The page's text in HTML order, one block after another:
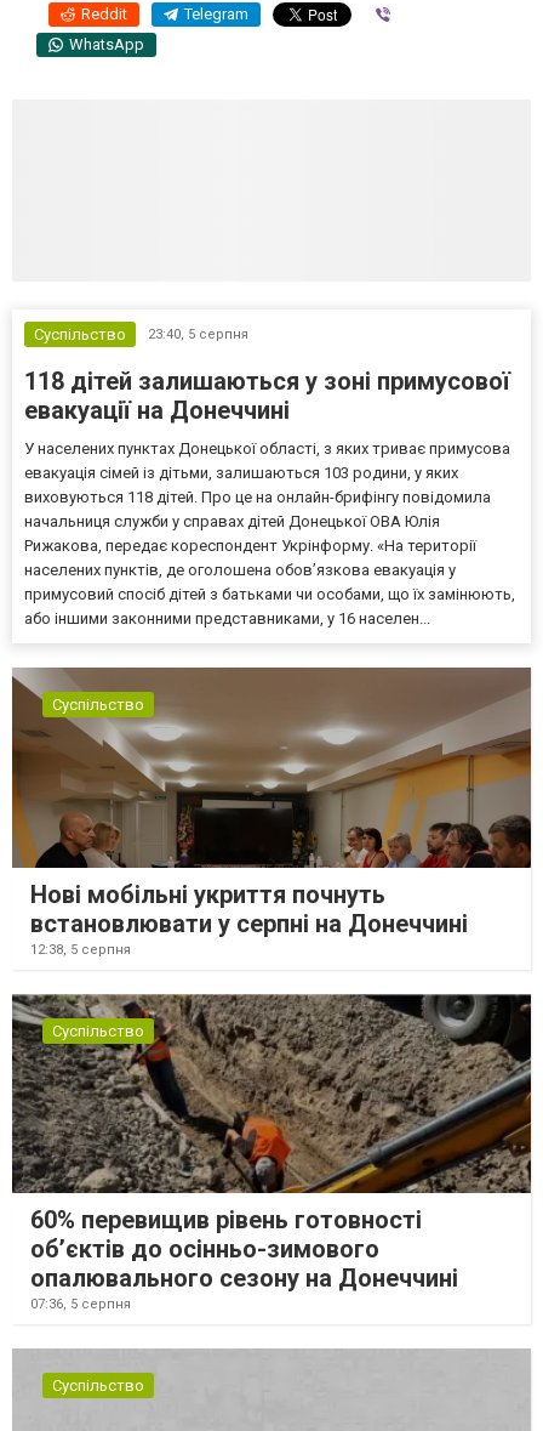
Reddit Telegram
WhatsApp
Суспільство 23:40, 5 серпня
118 дітей залишаються у зоні примусової
евакуації на Донеччині
У населених пунктах Донецької області, з яких триває примусова
евакуація сімей із дітьми, залишаються 103 родини, у яких
виховуються 118 дітей. Про це на онлайн-брифінгу повідомила
начальниця служби у справах дітей Донецької ОВА Юлія
Рижакова, передає кореспондент Укрінформу. «На території
населених пунктів, де оголошена обов’язкова евакуація у
примусовий спосіб дітей з батьками чи особами, що їх замінюють,
або іншими законними представниками, у 16 населен...
Суспільство
Нові мобільні укриття почнуть
встановлювати у серпні на Донеччині
12:38, 5 серпня
Суспільство
60% перевищив рівень готовності
об’єктів до осінньо-зимового
опалювального сезону на Донеччині
07:36, 5 серпня
Суспільство